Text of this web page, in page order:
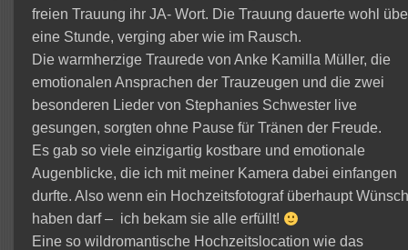
freien Trauung ihr JA- Wort. Die Trauung dauerte wohl
eine Stunde, verging aber wie im Rausch.
Die warmherzige Traurede von Anke Kamilla Müller, die
emotionalen Ansprachen der Trauzeugen und die zwei
besonderen Lieder von Stephanies Schwester live
gesungen, sorgten ohne Pause für Tränen der Freude.
Es gab so viele einzigartig kostbare und emotionale
Augenblicke, die ich mit meiner Kamera dabei einfangen
durfte. Also wenn ein Hochzeitsfotograf überhaupt
haben darf – ich bekam sie alle erfüllt!
Eine so wildromantische Hochzeitslocation wie das